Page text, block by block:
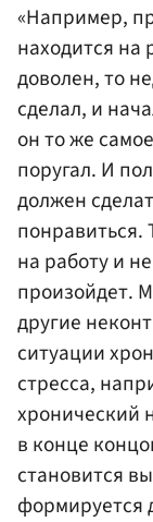
«Например,
находится на
доволен, то
сделал, и
он то же
поругал. И
должен
понравиться.
на работу и
произойдет.
другие
ситуации
стресса,
хронический
в конце
становится
формируется